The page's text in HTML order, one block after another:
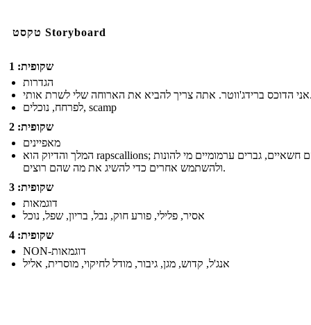
טקסט Storyboard
שקופית: 1
הגדרות
שלי לשרת אותי.
לפרחח, נוכלים, scamp
שקופית: 2
מאפיינים
המלך והדיוק הוא rapscallions; הם חשאיים, גברים ערמומיים מי להונות
ולהשתמש אחרים כדי להשיג את מה שהם רוצים.
שקופית: 3
דוגמאות
אסיר, פלילי, פורע חוק, נבל, בריון, שפל, נוכל
שקופית: 4
NON-דוגמאות
אנג'ל, קדוש, מגן, גיבור, מודל לחיקוי, מוסרית, אליל